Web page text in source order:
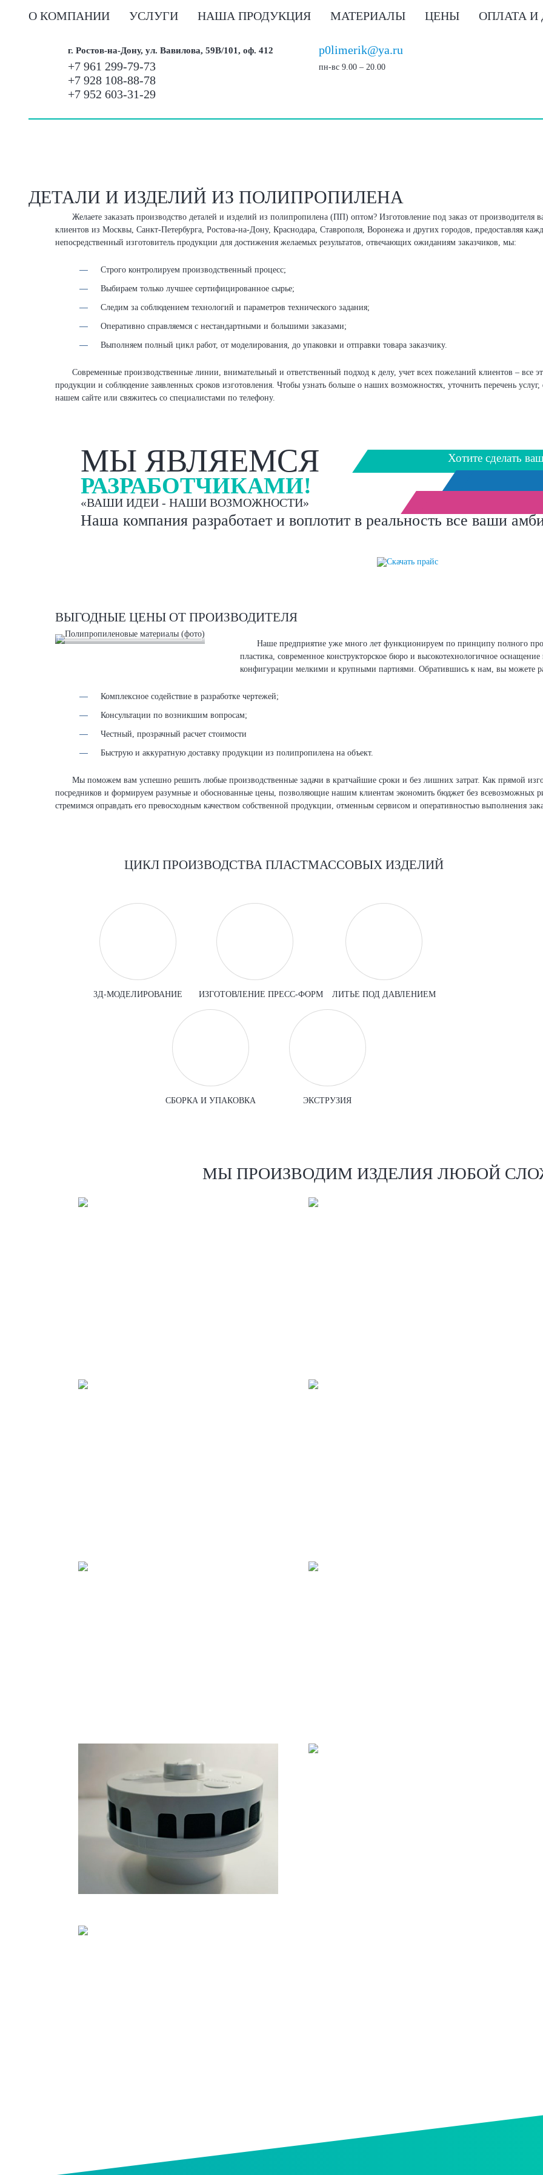
О КОМПАНИИ УСЛУГИ НАША ПРОДУКЦИЯ МАТЕРИАЛЫ ЦЕНЫ ОПЛАТА И
г. Ростов-на-Дону, ул. Вавилова, 59В/101, оф. 412
+7 961 299-79-73
+7 928 108-88-78
+7 952 603-31-29
p0limerik@ya.ru
пн-вс 9.00 – 20.00
ДЕТАЛИ И ИЗДЕЛИЙ ИЗ ПОЛИПРОПИЛЕНА
Желаете заказать производство деталей и изделий из полипропилена (ПП) оптом? Изготовление под заказ от
клиентов из Москвы, Санкт-Петербурга, Ростова-на-Дону, Краснодара, Ставрополя, Воронежа и других городов, предоставляя
непосредственный изготовитель продукции для достижения желаемых результатов, отвечающих ожиданиям заказчиков, мы:
Строго контролируем производственный процесс;
Выбираем только лучшее сертифицированное сырье;
Следим за соблюдением технологий и параметров технического задания;
Оперативно справляемся с нестандартными и большими заказами;
Выполняем полный цикл работ, от моделирования, до упаковки и отправки товара заказчику.
Современные производственные линии, внимательный и ответственный подход к делу, учет всех пожеланий клиентов – все
продукции и соблюдение заявленных сроков изготовления. Чтобы узнать больше о наших возможностях, уточнить перечень услуг,
нашем сайте или свяжитесь со специалистами по телефону.
МЫ ЯВЛЯЕМСЯ
РАЗРАБОТЧИКАМИ!
«ВАШИ ИДЕИ - НАШИ ВОЗМОЖНОСТИ»
Хотите сделать
Наша компания разработает и воплотит в реальность все ваши
ВЫГОДНЫЕ ЦЕНЫ ОТ ПРОИЗВОДИТЕЛЯ
Наше предприятие уже много лет функционируем по принципу полного
пластика, современное конструкторское бюро и высокотехнологичное
конфигурации мелкими и крупными партиями. Обратившись к нам, вы можете
Комплексное содействие в разработке чертежей;
Консультации по возникшим вопросам;
Честный, прозрачный расчет стоимости
Быструю и аккуратную доставку продукции из полипропилена на объект.
Мы поможем вам успешно решить любые производственные задачи в кратчайшие сроки и без лишних затрат. Как прямой
посредников и формируем разумные и обоснованные цены, позволяющие нашим клиентам экономить бюджет без всевозможных
стремимся оправдать его превосходным качеством собственной продукции, отменным сервисом и оперативностью выполнения
ЦИКЛ ПРОИЗВОДСТВА ПЛАСТМАССОВЫХ ИЗДЕЛИЙ
3Д-МОДЕЛИРОВАНИЕ ИЗГОТОВЛЕНИЕ ПРЕСС-ФОРМ ЛИТЬЕ ПОД ДАВЛЕНИЕМ
СБОРКА И УПАКОВКА ЭКСТРУЗИЯ
МЫ ПРОИЗВОДИМ ИЗДЕЛИЯ ЛЮБОЙ